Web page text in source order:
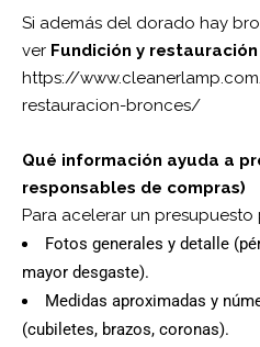
Si además del dorado hay
ver Fundición y
https://
restauracion-bronces/
Qué información ayuda a
responsables de compras)
Para acelerar un
Fotos generales y detalle
mayor desgaste).
Medidas aproximadas y
(cubiletes, brazos, coronas).